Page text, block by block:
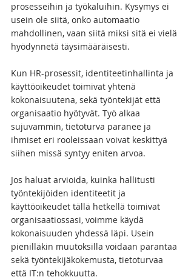
prosesseihin ja työkaluihin. Kysymys ei
usein ole siitä, onko automaatio
mahdollinen, vaan siitä miksi sitä ei vielä
hyödynnetä täysimääräisesti.
Kun HR-prosessit, identiteetinhallinta ja
käyttöoikeudet toimivat yhtenä
kokonaisuutena, sekä työntekijät että
organisaatio hyötyvät. Työ alkaa
sujuvammin, tietoturva paranee ja
ihmiset eri rooleissaan voivat keskittyä
siihen missä syntyy eniten arvoa.
Jos haluat arvioida, kuinka hallitusti
työntekijöiden identiteetit ja
käyttöoikeudet tällä hetkellä toimivat
organisaatiossasi, voimme käydä
kokonaisuuden yhdessä läpi. Usein
pienilläkin muutoksilla voidaan parantaa
sekä työntekijäkokemusta, tietoturvaa
että IT:n tehokkuutta.